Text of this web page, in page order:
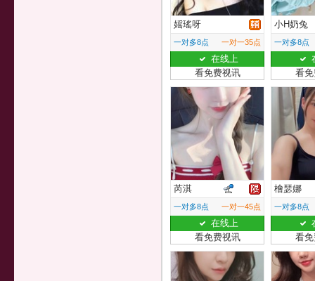
媱瑤呀
一对多8点 一对一35点
在线上
看免费视讯
小H奶兔
一对多8点
看
芮淇
一对多8点 一对一45点
在线上
看免费视讯
檜瑟娜
一对多8点
看